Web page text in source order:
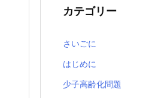
カテゴリー
さいごに
はじめに
少子高齢化問題